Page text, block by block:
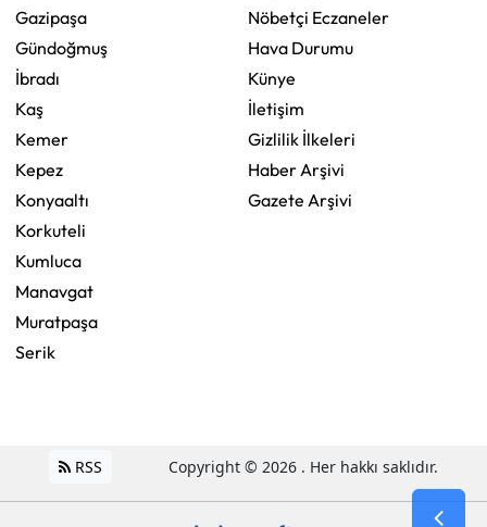
Gazipaşa
Gündoğmuş
İbradı
Kaş
Kemer
Kepez
Konyaaltı
Korkuteli
Kumluca
Manavgat
Muratpaşa
Serik
Nöbetçi Eczaneler
Hava Durumu
Künye
İletişim
Gizlilik İlkeleri
Haber Arşivi
Gazete Arşivi
RSS Copyright © 2026 . Her hakkı saklıdır.